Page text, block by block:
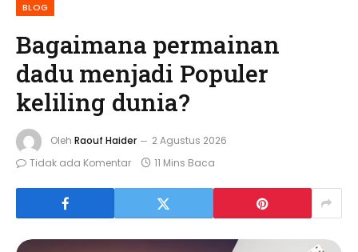
BLOG
Bagaimana permainan
dadu menjadi Populer
keliling dunia?
Oleh Raouf Haider
2 Agustus 2026
Tidak ada Komentar
11 Mins Baca